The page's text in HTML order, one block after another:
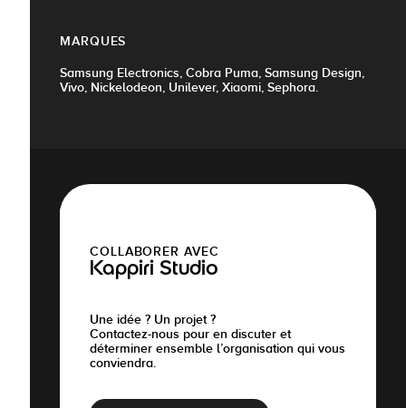
MARQUES
Samsung Electronics, Cobra Puma, Samsung Design,
Vivo, Nickelodeon, Unilever, Xiaomi, Sephora.
COLLABORER AVEC
Kappiri Studio
Une idée ? Un projet ?
Contactez-nous pour en discuter et
déterminer ensemble l’organisation qui vous
conviendra.